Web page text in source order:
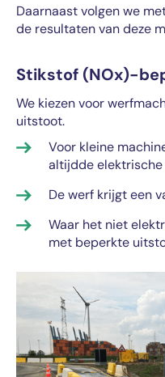
Daarnaast volgen we
de resultaten van deze
Stikstof (NOx)-
We kiezen voor
uitstoot.
Voor kleine
altijdde elektrische
De werf krijgt een
Waar het niet
met beperkte